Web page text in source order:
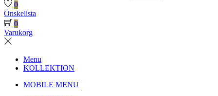
0
Önskelista
0
Varukorg
Menu
KOLLEKTION
MOBILE MENU